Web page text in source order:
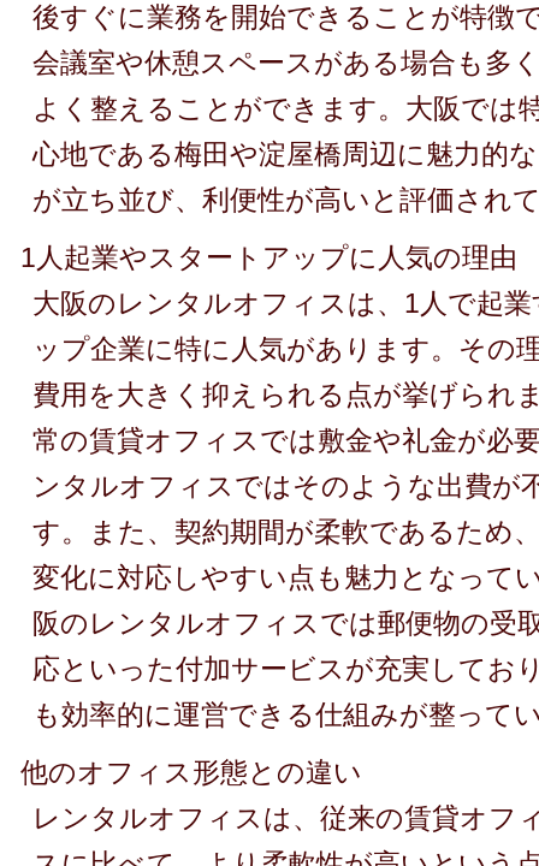
後すぐに業務を開始できることが特徴
会議室や休憩スペースがある場合も多
よく整えることができます。大阪では
心地である梅田や淀屋橋周辺に魅力的
が立ち並び、利便性が高いと評価され
1人起業やスタートアップに人気の理由
大阪のレンタルオフィスは、1人で起
ップ企業に特に人気があります。その
費用を大きく抑えられる点が挙げられ
常の賃貸オフィスでは敷金や礼金が必
ンタルオフィスではそのような出費が
す。また、契約期間が柔軟であるため
変化に対応しやすい点も魅力となって
阪のレンタルオフィスでは郵便物の受
応といった付加サービスが充実してお
も効率的に運営できる仕組みが整って
他のオフィス形態との違い
レンタルオフィスは、従来の賃貸オフ